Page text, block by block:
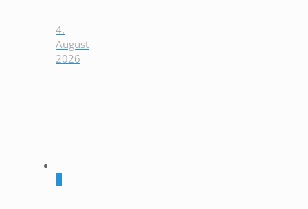
4.
August
2026